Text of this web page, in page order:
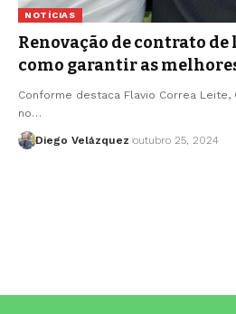
NOTÍCIAS
Renovação de contrato de
como garantir as
Conforme destaca Flavio Correa Leite,
no…
Diego Velázquez outubro 25, 2024